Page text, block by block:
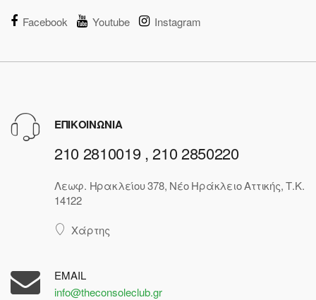
Facebook Youtube Instagram
ΕΠΙΚΟΙΝΩΝΙΑ
210 2810019 , 210 2850220
Λεωφ. Ηρακλείου 378, Νέο Ηράκλειο Αττικής, Τ.Κ.
14122
Χάρτης
EMAIL
info@theconsoleclub.gr